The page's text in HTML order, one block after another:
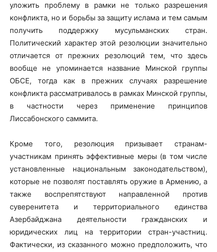
уложить проблему в рамки не только разрешения
конфликта, но и борьбы за защиту ислама и тем самым
получить поддержку мусульманских стран.
Политический характер этой резолюции значительно
отличается от прежних резолюций тем, что здесь
вообще не упоминается название Минской группы
ОБСЕ, тогда как в прежних случаях разрешение
конфликта рассматривалось в рамках Минской группы,
в частности через применение принципов
Лиссабонского саммита.
Кроме того, резолюция призывает странам-
участникам принять эффективные меры (в том числе
установленные национальным законодательством),
которые не позволят поставлять оружие в Армению, а
также воспрепятствуют направленной против
суверенитета и территориального единства
Азербайджана деятельности гражданских и
юридических лиц на территории стран-участниц.
Фактически, из сказанного можно предположить, что